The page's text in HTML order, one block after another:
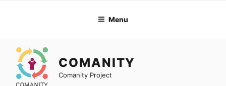
Menu
COMANITY
Comanity Project